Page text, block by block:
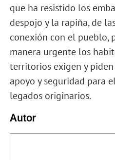
que ha resistido los
despojo y la rapiña, de
conexión con el pueblo,
manera urgente los
territorios exigen y
apoyo y seguridad para
legados originarios.
Autor